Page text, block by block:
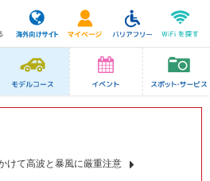
けて高波と暴風に厳重注意